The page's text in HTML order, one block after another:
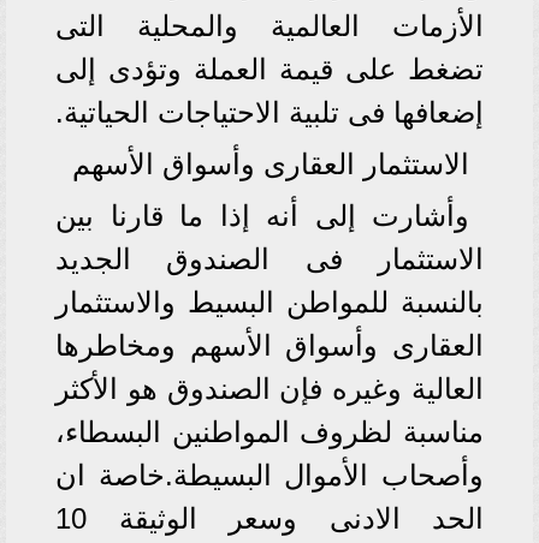
الأزمات العالمية والمحلية التى
تضغط على قيمة العملة وتؤدى إلى
إضعافها فى تلبية الاحتياجات الحياتية.
الاستثمار العقارى وأسواق الأسهم
وأشارت إلى أنه إذا ما قارنا بين
الاستثمار فى الصندوق الجديد
بالنسبة للمواطن البسيط والاستثمار
العقارى وأسواق الأسهم ومخاطرها
العالية وغيره فإن الصندوق هو الأكثر
مناسبة لظروف المواطنين البسطاء،
وأصحاب الأموال البسيطة.خاصة ان
الحد الادنى وسعر الوثيقة 10